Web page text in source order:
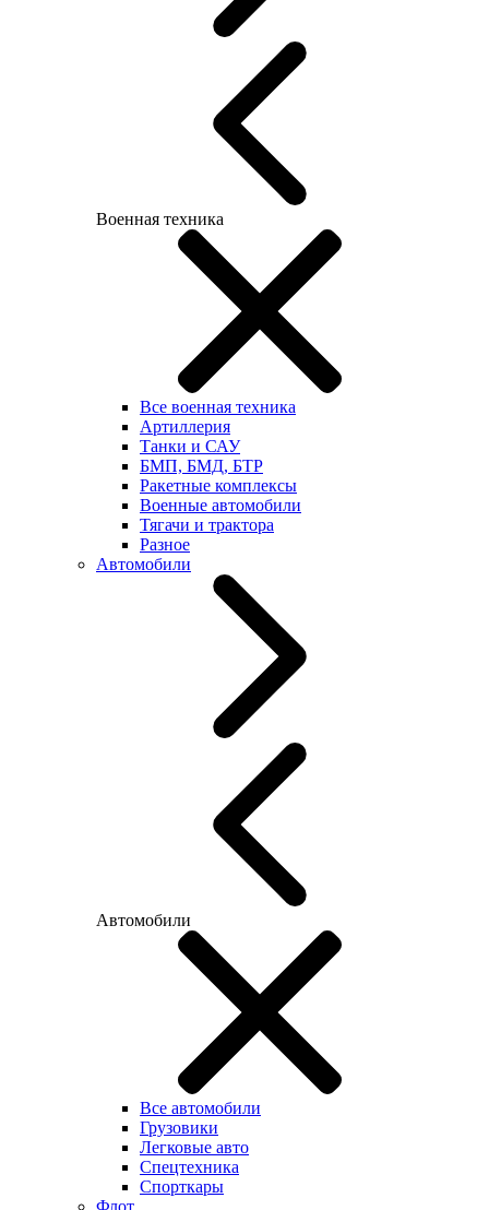
Военная техника
Все военная техника
Артиллерия
Танки и САУ
БМП, БМД, БТР
Ракетные комплексы
Военные автомобили
Тягачи и трактора
Разное
Автомобили
Автомобили
Все автомобили
Грузовики
Легковые авто
Спецтехника
Спорткары
Флот